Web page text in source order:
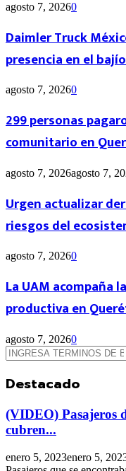
agosto 7, 20260
Daimler Truck
presencia en el bajío
agosto 7, 20260
299 personas
comunitario en
agosto 7, 2026agosto 7,
Urgen actualizar
riesgos del
agosto 7, 20260
La UAM acompaña
productiva en
agosto 7, 20260
Búsqueda
de:
Destacado
(VIDEO) Pasajeros
cubren...
enero 5, 2023enero 5,